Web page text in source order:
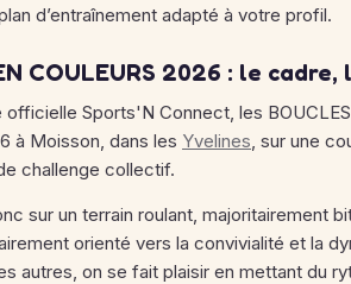
d’entraînement adapté à votre profil.
COULEURS 2026 : le
officielle Sports'N Connect, les
à Moisson, dans les Yvelines, sur une
challenge collectif.
sur un terrain roulant, majoritairement
orienté vers la convivialité et la
autres, on se fait plaisir en mettant du